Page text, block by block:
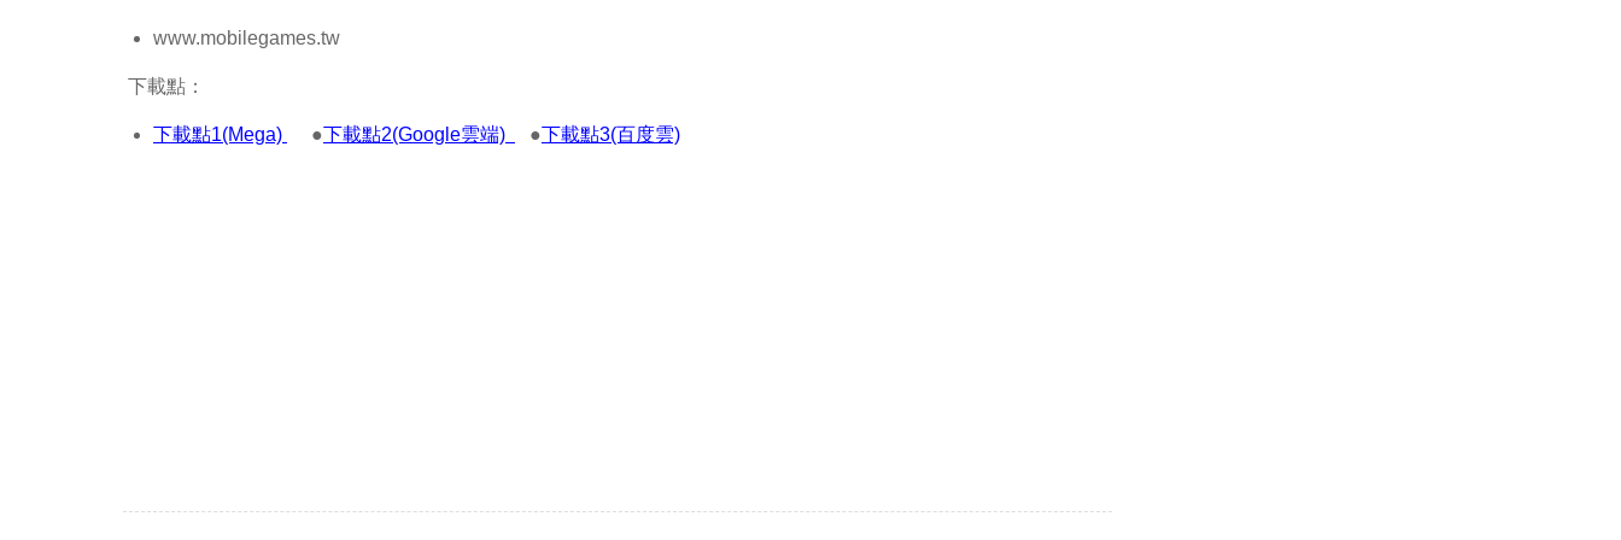
www.mobilegames.tw
下載點：
下載點1(Mega) ●下載點2(Google雲端) ●下載點3(百度雲)